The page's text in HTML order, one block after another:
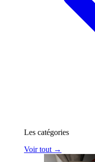
Les catégories
Voir tout →